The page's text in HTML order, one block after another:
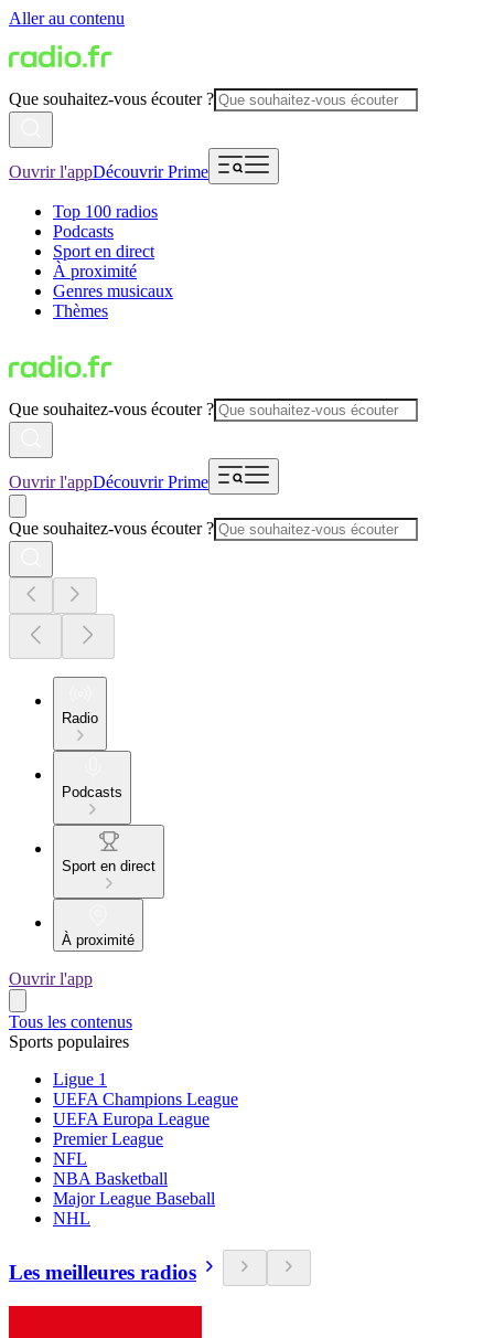
Aller au contenu
Que souhaitez-vous écouter ?
Ouvrir l'appDécouvrir Prime
Top 100 radios
Podcasts
Sport en direct
À proximité
Genres musicaux
Thèmes
Que souhaitez-vous écouter ?
Ouvrir l'appDécouvrir Prime
Que souhaitez-vous écouter ?
Radio
Podcasts
Sport en direct
À proximité
Ouvrir l'app
Tous les contenus
Sports populaires
Ligue 1
UEFA Champions League
UEFA Europa League
Premier League
NFL
NBA Basketball
Major League Baseball
NHL
Les meilleures radios